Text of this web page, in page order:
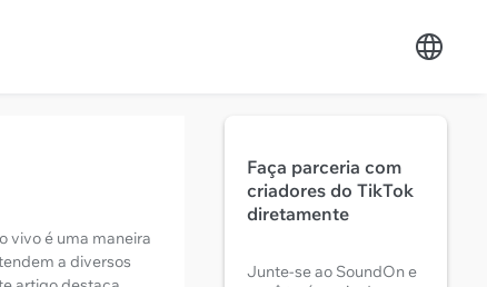
vivo é uma maneira
a diversos
Faça parceria com
criadores do TikTok
diretamente
Junte-se ao SoundOn e